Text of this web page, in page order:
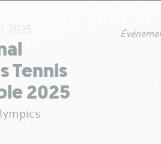
2025
Tennis
2025